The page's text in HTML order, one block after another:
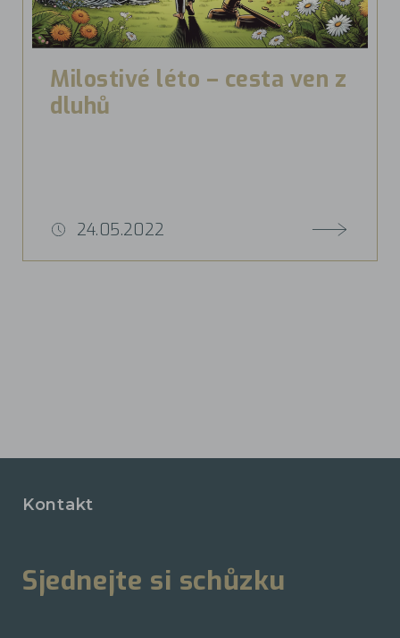
Milostivé léto – cesta ven z
dluhů
24.05.2022
Kontakt
Sjednejte si schůzku